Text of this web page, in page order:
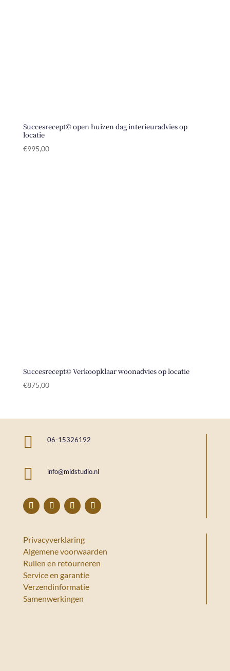
Succesrecept© open huizen dag interieuradvies op
locatie
€995,00
Succesrecept© Verkoopklaar woonadvies op locatie
€875,00
 06-15326192
 info@midstudio.nl
Privacyverklaring
Algemene voorwaarden
Ruilen en retourneren
Service en garantie
Verzendinformatie
Samenwerkingen